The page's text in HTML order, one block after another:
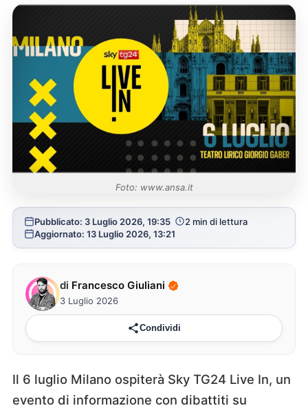
Foto: www.ansa.it
Pubblicato: 3 Luglio 2026, 19:35
2 min di lettura
Aggiornato: 13 Luglio 2026, 13:21
di Francesco Giuliani
3 Luglio 2026
Condividi
Il 6 luglio Milano ospiterà Sky TG24 Live In, un
evento di informazione con dibattiti su